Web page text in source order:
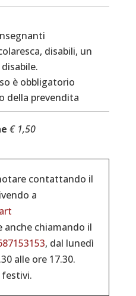
disabili, un
è obbligatorio
della prevendita
€ 1,50
contattando il
a
anche chiamando il
, dal lunedì
alle ore 17.30.
festivi.